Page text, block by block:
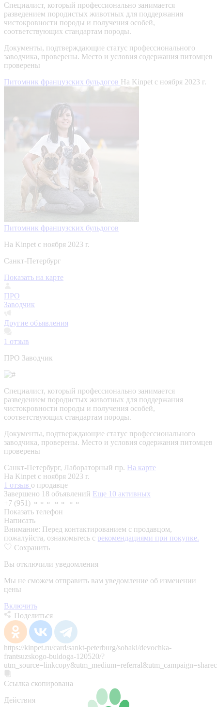
Специалист, который профессионально занимается
разведением породистых животных для поддержания
чистокровности породы и получения особей,
соответствующих стандартам породы.
Документы, подтверждающие статус профессионального
заводчика, проверены. Место и условия содержания питомцев
проверены
Питомник французских бульдогов На Kinpet c ноября 2023 г.
Питомник французских бульдогов
На Kinpet c ноября 2023 г.
Санкт-Петербург
Показать на карте
ПРО
Заводчик
Другие объявления
1 отзыв
ПРО Заводчик
Специалист, который профессионально занимается
разведением породистых животных для поддержания
чистокровности породы и получения особей,
соответствующих стандартам породы.
Документы, подтверждающие статус профессионального
заводчика, проверены. Место и условия содержания питомцев
проверены
Санкт-Петербург, Лабораторный пр. На карте
На Kinpet c ноября 2023 г.
1 отзыв о продавце
Завершено 18 объявлений Еще 10 активных
+7 (951) ⚬⚬⚬ ⚬⚬ ⚬⚬
Показать телефон
Написать
Внимание: Перед контактированием с продавцом,
пожалуйста, ознакомьтесь с рекомендациями при покупке.
Сохранить
Вы отключили уведомления
Мы не сможем отправить вам уведомление об изменении
цены
Включить
Поделиться
https://kinpet.ru/card/sankt-peterburg/sobaki/devochka-
frantsuzskogo-buldoga-120520/?
Ссылка скопирована
Действия